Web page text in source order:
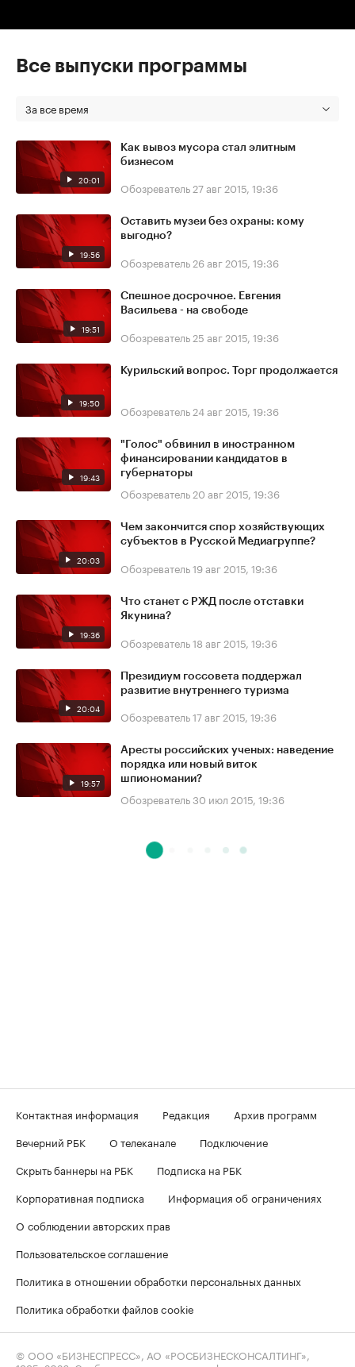
Все выпуски программы
За все время
20:01
Как вывоз мусора стал элитным
бизнесом
Обозреватель 27 авг 2015, 19:36
19:56
Оставить музеи без охраны: кому
выгодно?
Обозреватель 26 авг 2015, 19:36
19:51
Спешное досрочное. Евгения
Васильева - на свободе
Обозреватель 25 авг 2015, 19:36
19:50
Курильский вопрос. Торг продолжается
Обозреватель 24 авг 2015, 19:36
19:43
"Голос" обвинил в иностранном
финансировании кандидатов в
губернаторы
Обозреватель 20 авг 2015, 19:36
20:03
Чем закончится спор хозяйствующих
субъектов в Русской Медиагруппе?
Обозреватель19 авг 2015, 19:36
19:36
Что станет с РЖД после отставки
Якунина?
Обозреватель18 авг 2015, 19:36
20:04
Президиум госсовета поддержал
развитие внутреннего туризма
Обозреватель17 авг 2015, 19:36
19:57
Аресты российских ученых: наведение
порядка или новый виток
шпиономании?
Обозреватель30 июл 2015, 19:36
Контактная информация Редакция
Архив программ
Вечерний РБК
О телеканале
Подключение
Скрыть баннеры на РБК
Подписка на РБК
Корпоративная подписка
Информация об ограничениях
О соблюдении авторских прав
Пользовательское соглашение
Политика в отношении обработки персональных данных
Политика обработки файлов cookie
© ООО «БИЗНЕСПРЕСС», АО «РОСБИЗНЕСКОНСАЛТИНГ»,